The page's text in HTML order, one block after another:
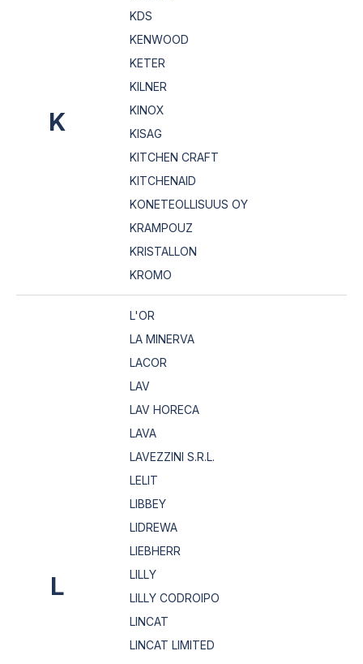
K
KDS
KENWOOD
KETER
KILNER
KINOX
KISAG
KITCHEN CRAFT
KITCHENAID
KONETEOLLISUUS OY
KRAMPOUZ
KRISTALLON
KROMO
L
L'OR
LA MINERVA
LACOR
LAV
LAV HORECA
LAVA
LAVEZZINI S.R.L.
LELIT
LIBBEY
LIDREWA
LIEBHERR
LILLY
LILLY CODROIPO
LINCAT
LINCAT LIMITED